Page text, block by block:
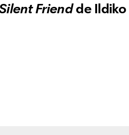
Friendde Ildiko